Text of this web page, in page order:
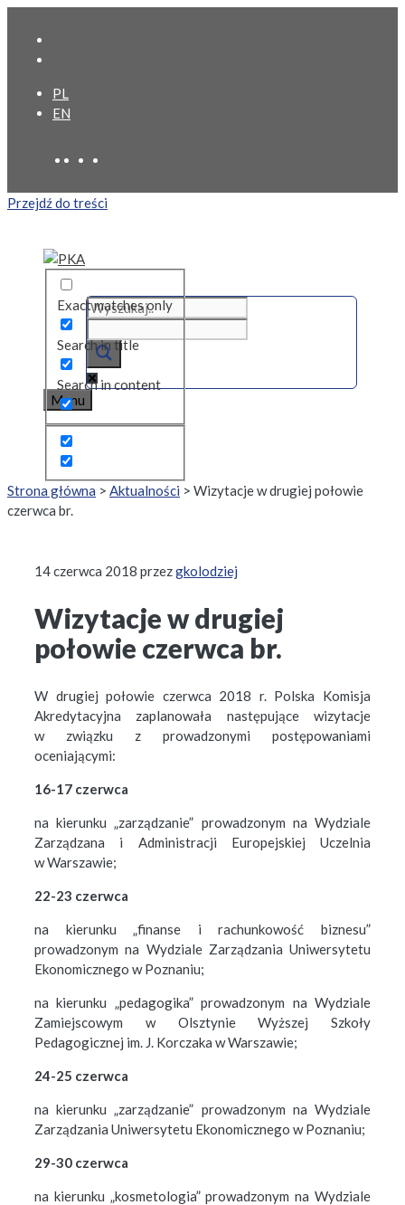
PL
EN
Przejdź do treści
Exact matches only
Search in title
Search in content
Menu
Strona główna > Aktualności > Wizytacje w drugiej połowie
czerwca br.
14 czerwca 2018 przezgkolodziej
Wizytacje w drugiej
połowie czerwca br.
W drugiej połowie czerwca 2018 r. Polska Komisja
Akredytacyjna zaplanowała następujące wizytacje
w związku z prowadzonymi postępowaniami
oceniającymi:
16-17 czerwca
na kierunku „zarządzanie” prowadzonym na Wydziale
Zarządzana i Administracji Europejskiej Uczelnia
w Warszawie;
22-23 czerwca
na kierunku „finanse i rachunkowość biznesu”
prowadzonym na Wydziale Zarządzania Uniwersytetu
Ekonomicznego w Poznaniu;
na kierunku „pedagogika” prowadzonym na Wydziale
Zamiejscowym w Olsztynie Wyższej Szkoły
Pedagogicznej im. J. Korczaka w Warszawie;
24-25 czerwca
na kierunku „zarządzanie” prowadzonym na Wydziale
Zarządzania Uniwersytetu Ekonomicznego w Poznaniu;
29-30 czerwca
na kierunku „kosmetologia” prowadzonym na Wydziale